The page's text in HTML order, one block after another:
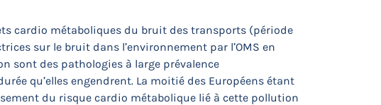
cardio métaboliques du bruit des transports (période
sur le bruit dans l’environnement par l’OMS en
sont des pathologies à large prévalence
qu’elles engendrent. La moitié des Européens étant
du risque cardio métabolique lié à cette pollution